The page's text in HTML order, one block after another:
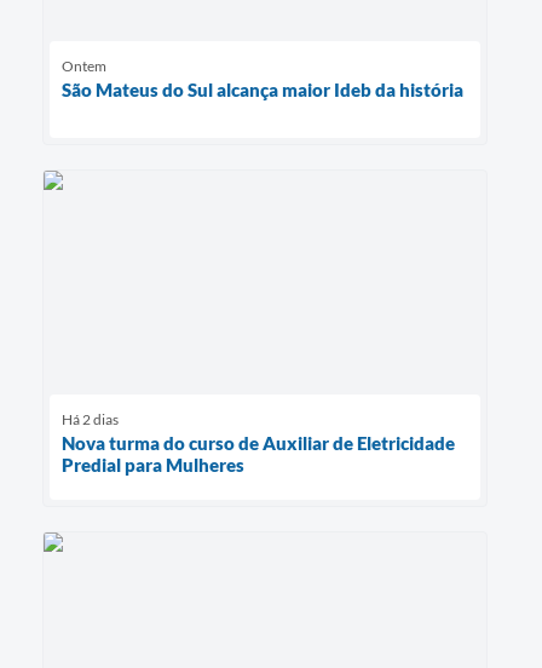
Ontem
São Mateus do Sul alcança maior Ideb da história
Há 2 dias
Nova turma do curso de Auxiliar de Eletricidade
Predial para Mulheres